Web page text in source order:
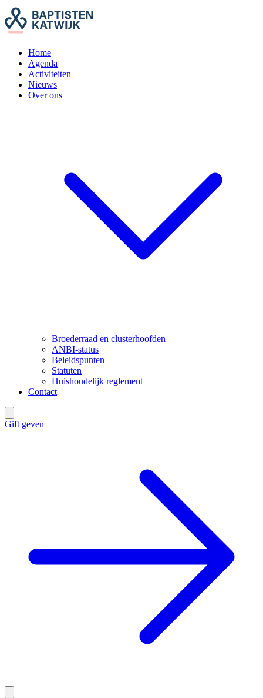
Home
Agenda
Activiteiten
Nieuws
Over ons
Broederraad en clusterhoofden
ANBI-status
Beleidspunten
Statuten
Huishoudelijk reglement
Contact
Gift geven